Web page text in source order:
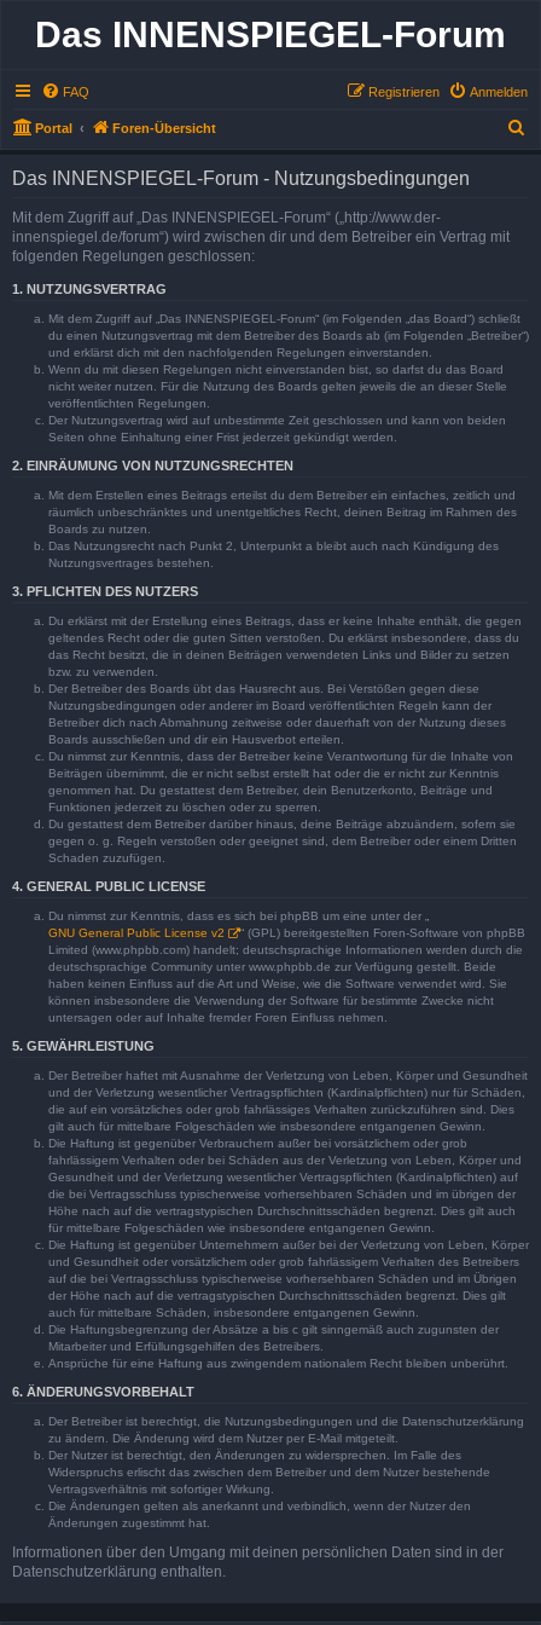
Das INNENSPIEGEL-Forum
FAQ Anmelden
Registrieren
Portal Foren-Übersicht
Das INNENSPIEGEL-Forum - Nutzungsbedingungen
Mit dem Zugriff auf „Das INNENSPIEGEL-Forum“ („http://www.der-
innenspiegel.de/forum“) wird zwischen dir und dem Betreiber ein Vertrag mit
folgenden Regelungen geschlossen:
1. NUTZUNGSVERTRAG
Mit dem Zugriff auf „Das INNENSPIEGEL-Forum“ (im Folgenden „das Board“) schließt
du einen Nutzungsvertrag mit dem Betreiber des Boards ab (im Folgenden „Betreiber“)
und erklärst dich mit den nachfolgenden Regelungen einverstanden.
Wenn du mit diesen Regelungen nicht einverstanden bist, so darfst du das Board
nicht weiter nutzen. Für die Nutzung des Boards gelten jeweils die an dieser Stelle
veröffentlichten Regelungen.
Der Nutzungsvertrag wird auf unbestimmte Zeit geschlossen und kann von beiden
Seiten ohne Einhaltung einer Frist jederzeit gekündigt werden.
2. EINRÄUMUNG VON NUTZUNGSRECHTEN
Mit dem Erstellen eines Beitrags erteilst du dem Betreiber ein einfaches, zeitlich und
räumlich unbeschränktes und unentgeltliches Recht, deinen Beitrag im Rahmen des
Boards zu nutzen.
Das Nutzungsrecht nach Punkt 2, Unterpunkt a bleibt auch nach Kündigung des
Nutzungsvertrages bestehen.
3. PFLICHTEN DES NUTZERS
Du erklärst mit der Erstellung eines Beitrags, dass er keine Inhalte enthält, die gegen
geltendes Recht oder die guten Sitten verstoßen. Du erklärst insbesondere, dass du
das Recht besitzt, die in deinen Beiträgen verwendeten Links und Bilder zu setzen
bzw. zu verwenden.
Der Betreiber des Boards übt das Hausrecht aus. Bei Verstößen gegen diese
Nutzungsbedingungen oder anderer im Board veröffentlichten Regeln kann der
Betreiber dich nach Abmahnung zeitweise oder dauerhaft von der Nutzung dieses
Boards ausschließen und dir ein Hausverbot erteilen.
Du nimmst zur Kenntnis, dass der Betreiber keine Verantwortung für die Inhalte von
Beiträgen übernimmt, die er nicht selbst erstellt hat oder die er nicht zur Kenntnis
genommen hat. Du gestattest dem Betreiber, dein Benutzerkonto, Beiträge und
Funktionen jederzeit zu löschen oder zu sperren.
Du gestattest dem Betreiber darüber hinaus, deine Beiträge abzuändern, sofern sie
gegen o. g. Regeln verstoßen oder geeignet sind, dem Betreiber oder einem Dritten
Schaden zuzufügen.
4. GENERAL PUBLIC LICENSE
Du nimmst zur Kenntnis, dass es sich bei phpBB um eine unter der „
GNU General Public License v2
“ (GPL) bereitgestellten Foren-Software von phpBB
Limited (www.phpbb.com) handelt; deutschsprachige Informationen werden durch die
deutschsprachige Community unter www.phpbb.de zur Verfügung gestellt. Beide
haben keinen Einfluss auf die Art und Weise, wie die Software verwendet wird. Sie
können insbesondere die Verwendung der Software für bestimmte Zwecke nicht
untersagen oder auf Inhalte fremder Foren Einfluss nehmen.
5. GEWÄHRLEISTUNG
Der Betreiber haftet mit Ausnahme der Verletzung von Leben, Körper und Gesundheit
und der Verletzung wesentlicher Vertragspflichten (Kardinalpflichten) nur für Schäden,
die auf ein vorsätzliches oder grob fahrlässiges Verhalten zurückzuführen sind. Dies
gilt auch für mittelbare Folgeschäden wie insbesondere entgangenen Gewinn.
Die Haftung ist gegenüber Verbrauchern außer bei vorsätzlichem oder grob
fahrlässigem Verhalten oder bei Schäden aus der Verletzung von Leben, Körper und
Gesundheit und der Verletzung wesentlicher Vertragspflichten (Kardinalpflichten) auf
die bei Vertragsschluss typischerweise vorhersehbaren Schäden und im übrigen der
Höhe nach auf die vertragstypischen Durchschnittsschäden begrenzt. Dies gilt auch
für mittelbare Folgeschäden wie insbesondere entgangenen Gewinn.
Die Haftung ist gegenüber Unternehmern außer bei der Verletzung von Leben, Körper
und Gesundheit oder vorsätzlichem oder grob fahrlässigem Verhalten des Betreibers
auf die bei Vertragsschluss typischerweise vorhersehbaren Schäden und im Übrigen
der Höhe nach auf die vertragstypischen Durchschnittsschäden begrenzt. Dies gilt
auch für mittelbare Schäden, insbesondere entgangenen Gewinn.
Die Haftungsbegrenzung der Absätze a bis c gilt sinngemäß auch zugunsten der
Mitarbeiter und Erfüllungsgehilfen des Betreibers.
Ansprüche für eine Haftung aus zwingendem nationalem Recht bleiben unberührt.
6. ÄNDERUNGSVORBEHALT
Der Betreiber ist berechtigt, die Nutzungsbedingungen und die Datenschutzerklärung
zu ändern. Die Änderung wird dem Nutzer per E-Mail mitgeteilt.
Der Nutzer ist berechtigt, den Änderungen zu widersprechen. Im Falle des
Widerspruchs erlischt das zwischen dem Betreiber und dem Nutzer bestehende
Vertragsverhältnis mit sofortiger Wirkung.
Die Änderungen gelten als anerkannt und verbindlich, wenn der Nutzer den
Änderungen zugestimmt hat.
Informationen über den Umgang mit deinen persönlichen Daten sind in der
Datenschutzerklärung enthalten.